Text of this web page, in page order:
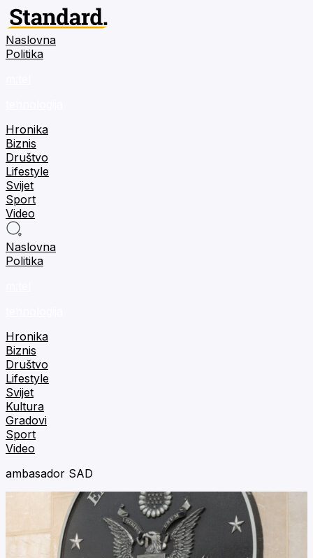
Naslovna
Politika
Hronika
Biznis
Društvo
Lifestyle
Svijet
Sport
Video
Naslovna
Politika
Hronika
Biznis
Društvo
Lifestyle
Svijet
Kultura
Gradovi
Sport
Video
ambasador SAD